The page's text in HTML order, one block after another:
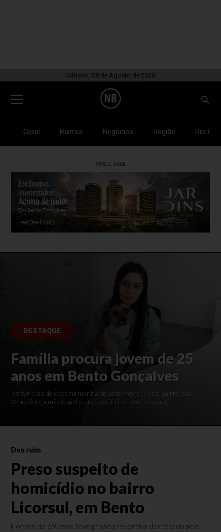
Sábado, 08 de Agosto de 2026
Geral Bairros Negócios Região Rio
PUBLICIDADE
DESTAQUE
Família procura jovem de 25
anos em Bento Gonçalves
Ketlyn saiu de casa na manhã de sexta-feira (7), no bairro São
Vendelino; a mãe registrou ocorrência e pede contato.
Deu ruim
Preso suspeito de
homicídio no bairro
Licorsul, em Bento
Homem de 69 anos teve prisão preventiva decretada pela